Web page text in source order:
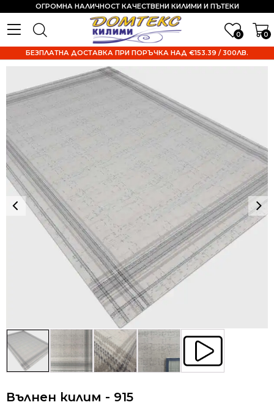
0 0
ОГРОМНА НАЛИЧНОСТ КАЧЕСТВЕНИ КИЛИМИ И ПЪТЕКИ
БЕЗПЛАТНА ДОСТАВКА ПРИ ПОРЪЧКА НАД €153.39 / 300ЛВ.
Вълнен килим - 915